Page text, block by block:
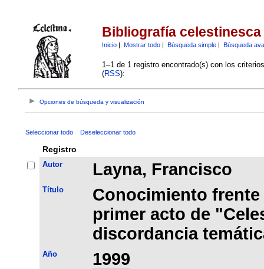
Bibliografía celestinesca
Inicio| Mostrar todo| Búsqueda simple| Búsqueda
1–1 de 1 registro encontrado(s) con los
(RSS):
Opciones de búsqueda y visualización
Seleccionar todo Deseleccionar todo
Registro
Autor Layna, Francisco
Título
Conocimiento
primer acto de
discordancia
Año 1999